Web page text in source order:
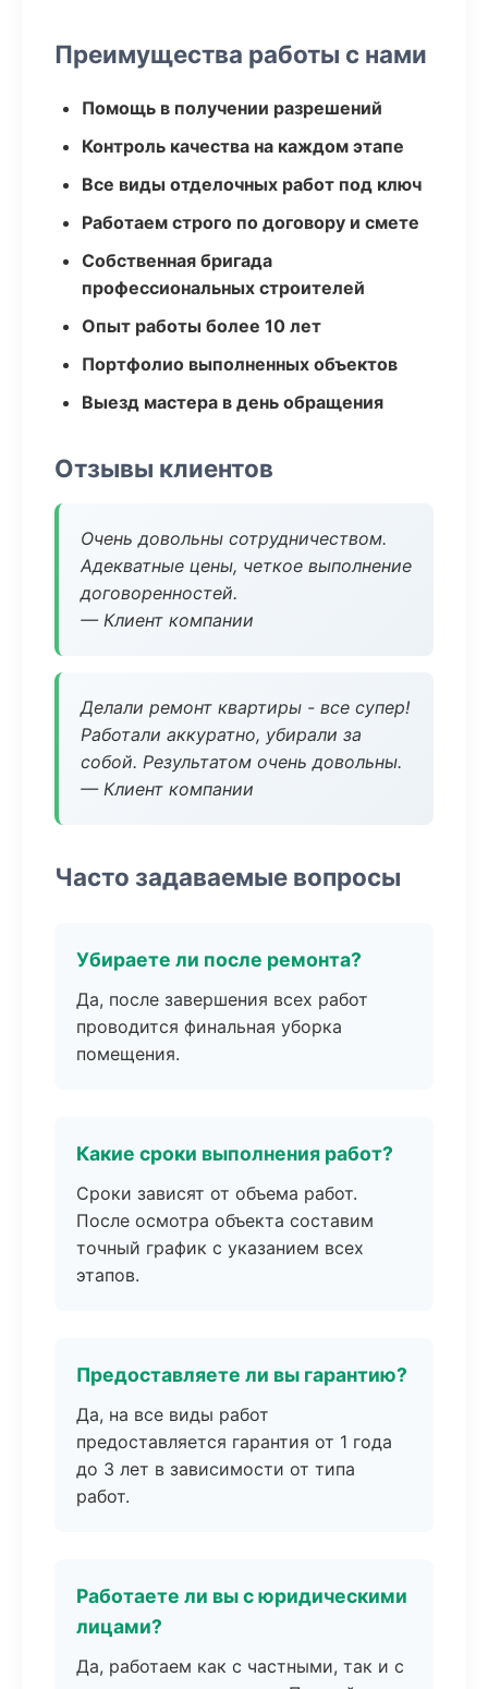
Преимущества работы с нами
Помощь в получении разрешений
Контроль качества на каждом этапе
Все виды отделочных работ под ключ
Работаем строго по договору и смете
Собственная бригада
профессиональных строителей
Опыт работы более 10 лет
Портфолио выполненных объектов
Выезд мастера в день обращения
Отзывы клиентов
Очень довольны сотрудничеством.
Адекватные цены, четкое выполнение
договоренностей.
— Клиент компании
Делали ремонт квартиры - все супер!
Работали аккуратно, убирали за
собой. Результатом очень довольны.
— Клиент компании
Часто задаваемые вопросы
Убираете ли после ремонта?
Да, после завершения всех работ
проводится финальная уборка
помещения.
Какие сроки выполнения работ?
Сроки зависят от объема работ.
После осмотра объекта составим
точный график с указанием всех
этапов.
Предоставляете ли вы гарантию?
Да, на все виды работ
предоставляется гарантия от 1 года
до 3 лет в зависимости от типа
работ.
Работаете ли вы с юридическими
лицами?
Да, работаем как с частными, так и с